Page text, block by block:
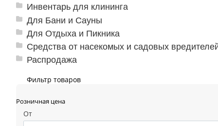
Фильтр товаров
Розничная цена
От
Инвентарь для клининга
Для Бани и Сауны
Для Отдыха и Пикника
Средства от насекомых и садовых
Распродажа